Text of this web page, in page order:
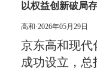
以权益创新破局
高和·2026年05月29日
京东高和现
成功设立，总